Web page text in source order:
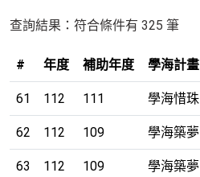
提
選
擇
年
度
或
補
查詢結果：符合條件有 325 筆
# 年度 補助年度 學海計畫
61 112 111 學海惜珠
62 112 109 學海築夢
63 112 109 學海築夢